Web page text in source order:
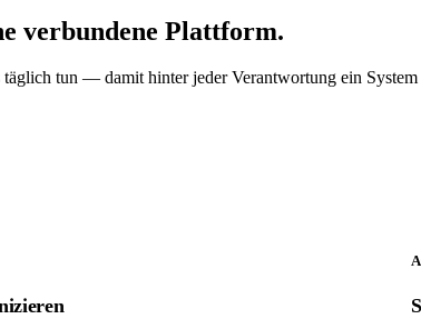
verbundene Plattform.
tun — damit hinter jeder Verantwortung ein